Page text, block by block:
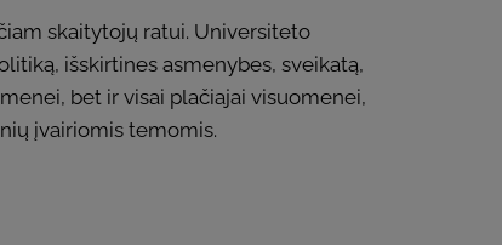
skaitytojų ratui. Universiteto
išskirtines asmenybes, sveikatą,
bet ir visai plačiajai visuomenei,
įvairiomis temomis.